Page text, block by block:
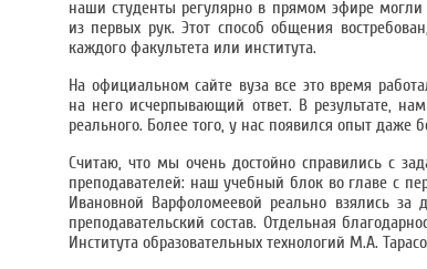
наши студенты регулярно в прямом эфире могли
из первых рук. Этот способ общения
каждого факультета или института.
На официальном сайте вуза все это время
на него исчерпывающий ответ. В результате,
реального. Более того, у нас появился опыт даже
Считаю, что мы очень достойно справились с
преподавателей: наш учебный блок во главе с
Ивановной Варфоломеевой реально взялись
преподавательский состав. Отдельная
Института образовательных технологий М.А.